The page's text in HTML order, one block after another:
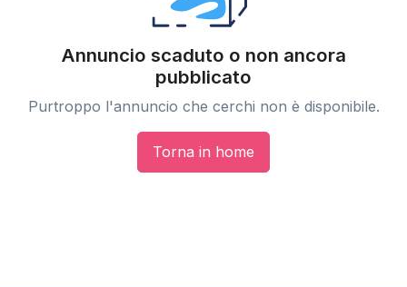
Annuncio scaduto o non ancora
pubblicato
Purtroppo l'annuncio che cerchi non è disponibile.
Torna in home